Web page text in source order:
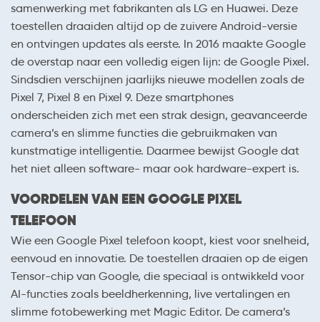
samenwerking met fabrikanten als LG en Huawei. Deze
toestellen draaiden altijd op de zuivere Android-versie
en ontvingen updates als eerste. In 2016 maakte Google
de overstap naar een volledig eigen lijn: de Google Pixel.
Sindsdien verschijnen jaarlijks nieuwe modellen zoals de
Pixel 7, Pixel 8 en Pixel 9. Deze smartphones
onderscheiden zich met een strak design, geavanceerde
camera’s en slimme functies die gebruikmaken van
kunstmatige intelligentie. Daarmee bewijst Google dat
het niet alleen software- maar ook hardware-expert is.
VOORDELEN VAN EEN GOOGLE PIXEL
TELEFOON
Wie een Google Pixel telefoon koopt, kiest voor snelheid,
eenvoud en innovatie. De toestellen draaien op de eigen
Tensor-chip van Google, die speciaal is ontwikkeld voor
AI-functies zoals beeldherkenning, live vertalingen en
slimme fotobewerking met Magic Editor. De camera’s